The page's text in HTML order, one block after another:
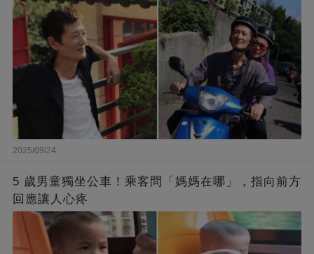
2025/09/24
5 歲男童獨坐公車！乘客問「媽媽在哪」，指向前方
回應讓人心疼